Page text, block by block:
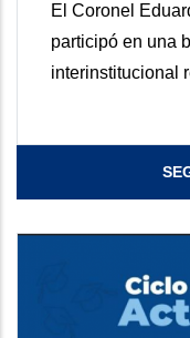
El Coronel
participó en una
interinstitucional